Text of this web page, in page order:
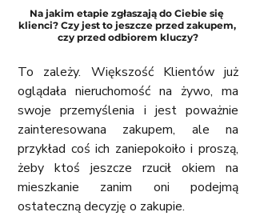
Na jakim etapie zgłaszają do Ciebie się
klienci? Czy jest to jeszcze przed zakupem,
czy przed odbiorem kluczy?
To zależy. Większość Klientów już
oglądała nieruchomość na żywo, ma
swoje przemyślenia i jest poważnie
zainteresowana zakupem, ale na
przykład coś ich zaniepokoiło i proszą,
żeby ktoś jeszcze rzucił okiem na
mieszkanie zanim oni podejmą
ostateczną decyzję o zakupie.